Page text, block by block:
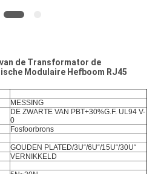
de Transformator de
Modulaire Hefboom RJ45
MESSING
DE ZWARTE VAN PBT+30%G.F. UL94 V-
0
Fosfoorbrons
GOUDEN PLATED/3U“/6U“/15U“/30U“
VERNIKKELD